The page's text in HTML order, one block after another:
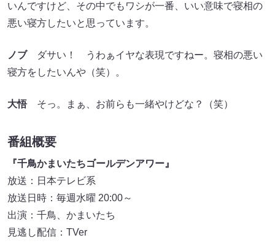
いんですけど、その中でもワシが一番、いい意味で寝相の
悪い寝方したいと思っています。
ノブダサい！ うわぁイヤな表現ですねー。寝相の悪い
寝方をしたいんや（笑）。
大悟そっ。まぁ、お前らも一緒やけどな？（笑）
番組概要
『千鳥かまいたちゴールデンアワー』
放送：日本テレビ系
放送日時：毎週水曜 20:00～
出演：千鳥、かまいたち
見逃し配信：TVer